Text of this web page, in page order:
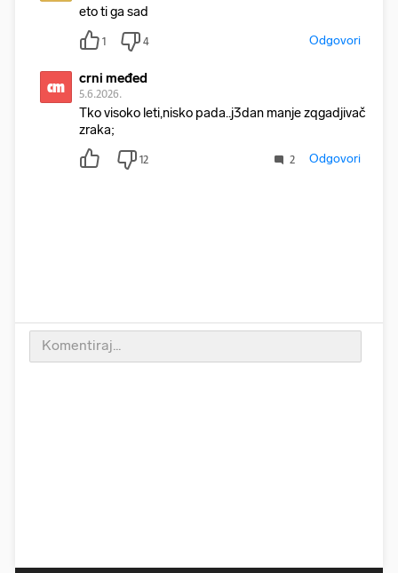
eto ti ga sad
1 4 Odgovori
cm crni međed
5.6.2026.
Tko visoko leti,nisko pada..j3dan manje zqgadjivač
zraka;
12 2 Odgovori